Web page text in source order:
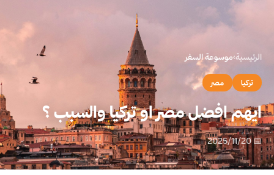
الرئيسية›موسوعة السفر
تركيا مصر
ايهم افضل مصر او تركيا والسبب ؟
📅 2025/11/20